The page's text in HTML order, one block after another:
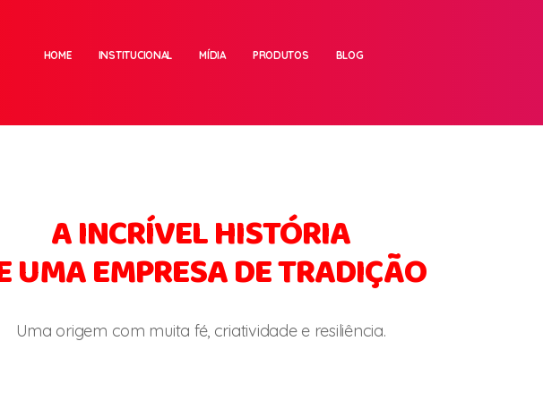
HOME INSTITUCIONAL MÍDIA PRODUTOS BLOG
A INCRÍVEL HISTÓRIA
UMA EMPRESA DE TRADIÇÃO
Uma origem com muita fé, criatividade e resiliência.